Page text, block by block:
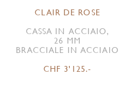
CLAIR DE ROSE
CASSA IN ACCIAIO,
26 MM
BRACCIALE IN ACCIAIO
CHF 3'125.-